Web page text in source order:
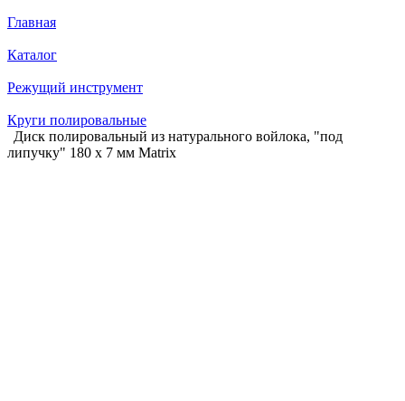
Главная
Каталог
Режущий инструмент
Круги полировальные
Диск полировальный из натурального войлока, "под
липучку" 180 х 7 мм Matrix